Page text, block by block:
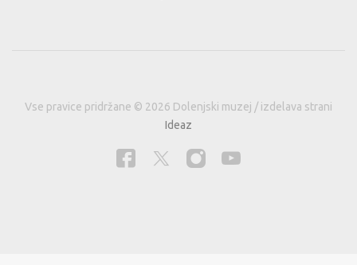
Vse pravice pridržane © 2026 Dolenjski muzej / izdelava strani
Ideaz